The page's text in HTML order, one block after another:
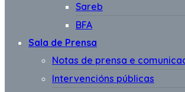
Sareb
BFA
Sala de Prensa
Notas de prensa e
Intervencións públicas